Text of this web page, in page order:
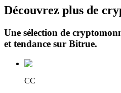
Investissement automobile
Découvrez plus de
Une sélection de
et tendance sur Bitrue.
CC